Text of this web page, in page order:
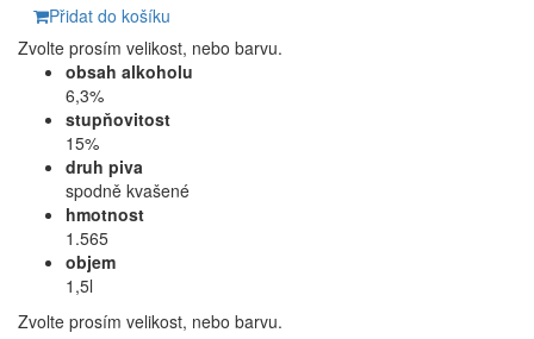
Přidat do košíku
Zvolte prosím velikost, nebo barvu.
obsah alkoholu
6,3%
stupňovitost
15%
druh piva
spodně kvašené
hmotnost
1.565
objem
1,5l
Zvolte prosím velikost, nebo barvu.